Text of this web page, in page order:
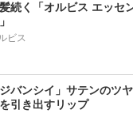
続く「オルビス エッセ
ビス
ジバンシイ」サテンのツ
引き出すリップ